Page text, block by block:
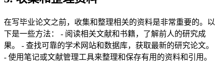
在写毕业论文之前，收集和整理相关的资料是非常重要的。以
下是一些方法： - 阅读相关文献和书籍，了解前人的研究成
果。 - 查找可靠的学术网站和数据库，获取最新的研究论文。
- 使用笔记或文献管理工具来整理和保存有用的资料和引用。